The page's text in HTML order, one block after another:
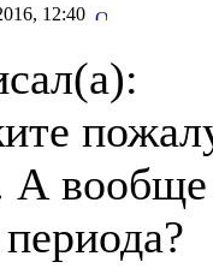
12:40
А